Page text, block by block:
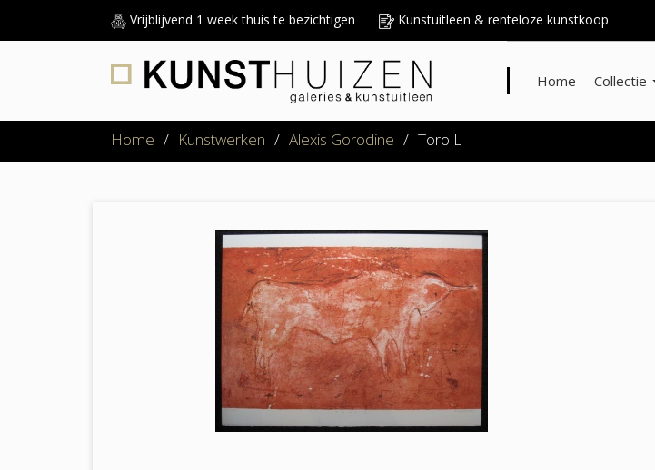
Vrijblijvend 1 week thuis te bezichtigen Kunstuitleen & renteloze kunstkoop
Home Collectie
Home / Kunstwerken / Alexis Gorodine / Toro L